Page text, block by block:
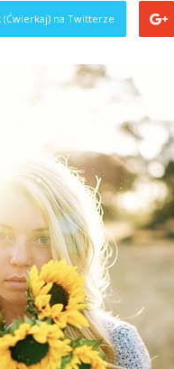
(Ćwierkaj) na Twitterze